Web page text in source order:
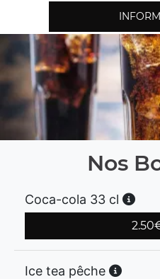
Nos
Coca-cola 33 cl
2.50
Ice tea pêche